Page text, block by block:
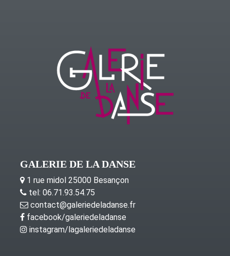
GALERIE DE LA DANSE
1 rue midol 25000 Besançon
tel: 06.71.93.54.75
contact@galeriedeladanse.fr
facebook/galeriedeladanse
instagram/lagaleriedeladanse